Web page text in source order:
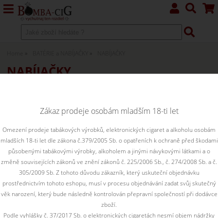
NABÍJAČKY
pre eGo batétie
pre články
Zoradiť podľa:
Zákaz prodeje osobám mladším 18-ti let
Omezení prodeje tabákových výrobků, elektronických cigaret a alkoholu osobám
mladších 18-ti let dle zákona č.379/2005 Sb. o opatřeních k ochraně před škodami
působenými tabákovými výrobky, alkoholem a jinými návykovými látkami a o
změně souvisejících zákonů ve znění zákonů č. 225/2006 Sb., č. 274/2008 Sb. a č.
305/2009 Sb. Z tohoto důvodu zákazník, který uskuteční objednávku
prostřednictvím tohoto eshopu, musí v procesu objednávání zadat svůj skutečný
věk narození, který bude následně kontrolován přepravní společností při dodávce
zboží.
Podle vyhlášky č. 37/2017 Sb. o elektronických cigaretách nesmí objem nádržky